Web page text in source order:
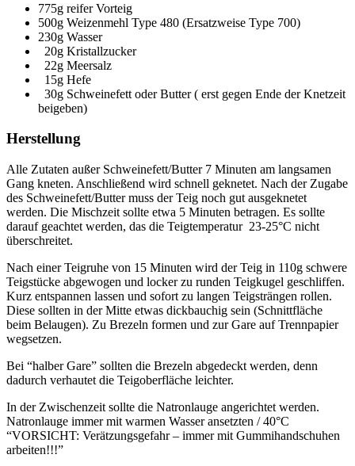
775g reifer Vorteig
500g Weizenmehl Type 480 (Ersatzweise Type 700)
230g Wasser
20g Kristallzucker
22g Meersalz
15g Hefe
30g Schweinefett oder Butter ( erst gegen Ende der Knetzeit
beigeben)
Herstellung
Alle Zutaten außer Schweinefett/Butter 7 Minuten am langsamen
Gang kneten. Anschließend wird schnell geknetet. Nach der Zugabe
des Schweinefett/Butter muss der Teig noch gut ausgeknetet
werden. Die Mischzeit sollte etwa 5 Minuten betragen. Es sollte
darauf geachtet werden, das die Teigtemperatur 23-25°C nicht
überschreitet.
Nach einer Teigruhe von 15 Minuten wird der Teig in 110g schwere
Teigstücke abgewogen und locker zu runden Teigkugel geschliffen.
Kurz entspannen lassen und sofort zu langen Teigsträngen rollen.
Diese sollten in der Mitte etwas dickbauchig sein (Schnittfläche
beim Belaugen). Zu Brezeln formen und zur Gare auf Trennpapier
wegsetzen.
Bei “halber Gare” sollten die Brezeln abgedeckt werden, denn
dadurch verhautet die Teigoberfläche leichter.
In der Zwischenzeit sollte die Natronlauge angerichtet werden.
Natronlauge immer mit warmen Wasser ansetzten / 40°C
“VORSICHT: Verätzungsgefahr – immer mit Gummihandschuhen
arbeiten!!!”